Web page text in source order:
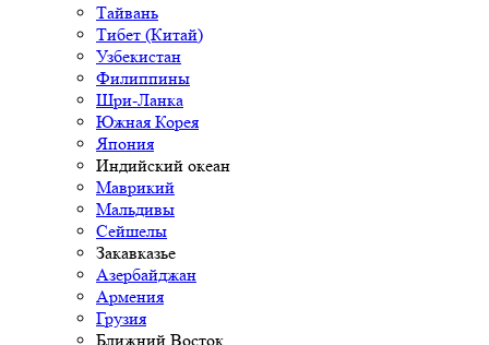
Тайвань
Тибет (Китай)
Узбекистан
Филиппины
Шри-Ланка
Южная Корея
Япония
Индийский океан
Маврикий
Мальдивы
Сейшелы
Закавказье
Азербайджан
Армения
Грузия
Ближний Восток